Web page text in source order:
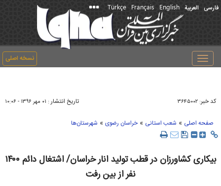
فارسی العربیة English
Français
Türkçe
نسخه اصلی
Toggle
navigation
کد خبر: ۳۶۴۵۰۰۲ تاریخ انتشار : ۰۱ مهر ۱۳۹۶ - ۱۰:۰۶
صفحه اصلی » شعب استانی » خراسان رضوی » شهرستان‌ها
بیکاری کشاورزان در قطب تولید انار خراسان/ اشتغال دائم ۱۴۰۰
نفر از بین رفت